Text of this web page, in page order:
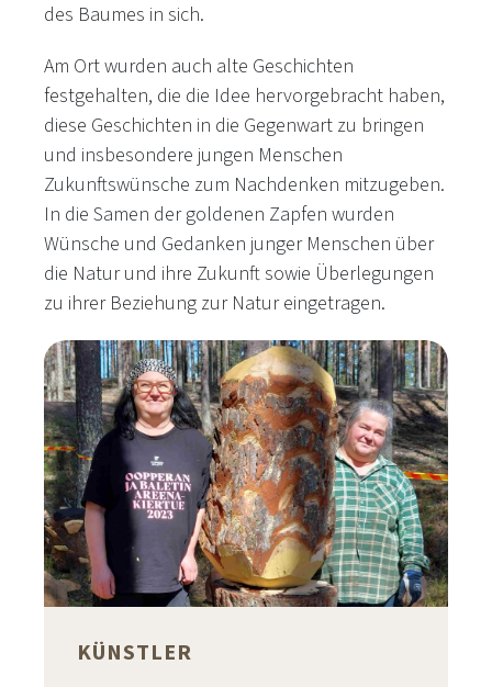
des Baumes in sich.
Am Ort wurden auch alte Geschichten
festgehalten, die die Idee hervorgebracht haben,
diese Geschichten in die Gegenwart zu bringen
und insbesondere jungen Menschen
Zukunftswünsche zum Nachdenken mitzugeben.
In die Samen der goldenen Zapfen wurden
Wünsche und Gedanken junger Menschen über
die Natur und ihre Zukunft sowie Überlegungen
zu ihrer Beziehung zur Natur eingetragen.
KÜNSTLER